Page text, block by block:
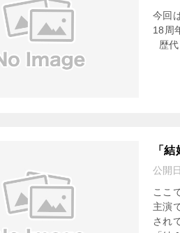
今回
18周
歴
「
公開
ここ
主演
され